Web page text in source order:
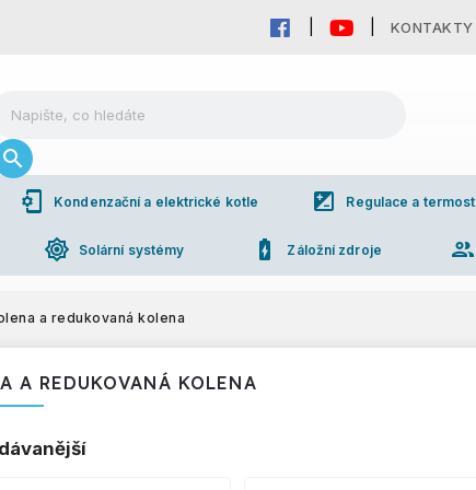
KONTAKTY
phonelink_setup Kondenzační a elektrické kotle iso Regulace a
brightness_high Solární systémy battery_charging_full Záložní zdroje group
a redukovaná kolena
A REDUKOVANÁ KOLENA